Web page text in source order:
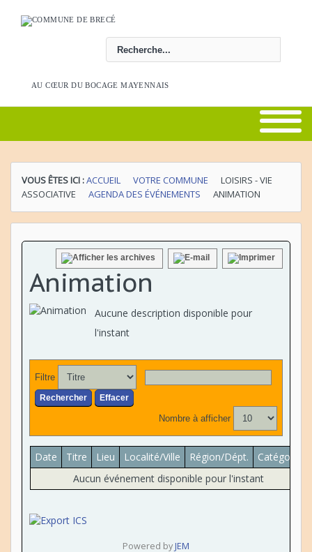
AU CŒUR DU BOCAGE MAYENNAIS
VOUS ÊTES ICI :ACCUEIL VOTRE COMMUNE
LOISIRS - VIE
ASSOCIATIVE
AGENDA DES ÉVÉNEMENTS ANIMATION
Animation
Aucune description disponible pour
l'instant
Filtre
Rechercher Effacer
Nombre à afficher
Date Titre Lieu Localité/Ville Région/Dépt.
Catégorie
Aucun événement disponible pour l'instant
Powered by JEM